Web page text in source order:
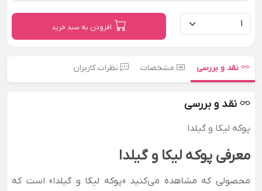
افزودن به سبد خرید
نقد و بررسی مشخصات نظرات کاربران
نقد و بررسی
پوکه لیکا و گیلدا
معرفی پوکه لیکا و گیلدا
محصولی که مشاهده می‌کنید «پوکه لیکا و گیلدا» است که